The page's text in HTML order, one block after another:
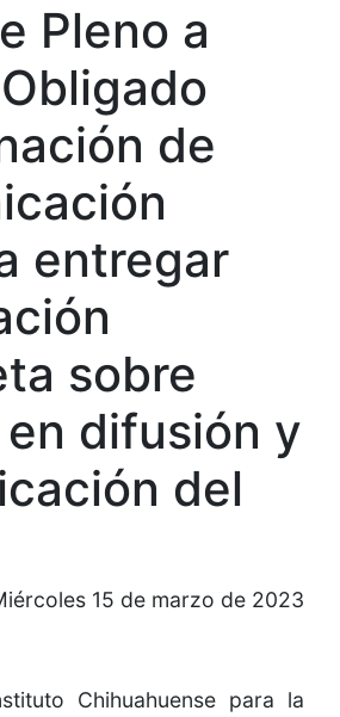
Pleno a
de
entregar
sobre
difusión y
del
15 de marzo de 2023
Chihuahuense para la